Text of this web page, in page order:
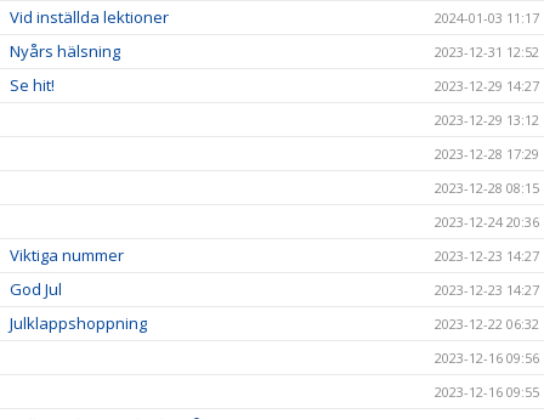
Vid inställda lektioner 2024-01-03 11:17
Nyårs hälsning 2023-12-31 12:52
Se hit!
2023-12-29 14:27
2023-12-29 13:12
2023-12-28 17:29
2023-12-28 08:15
2023-12-24 20:36
Viktiga nummer 2023-12-23 14:27
God Jul 2023-12-23 14:27
Julklappshoppning
2023-12-22 06:32
2023-12-16 09:56
2023-12-16 09:55